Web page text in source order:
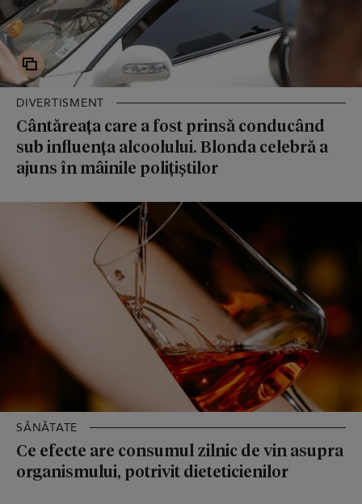
DIVERTISMENT
Cântăreața care a fost prinsă conducând
sub influența alcoolului. Blonda celebră a
ajuns în mâinile polițiștilor
SĂNĂTATE
Ce efecte are consumul zilnic de vin asupra
organismului, potrivit dieteticienilor